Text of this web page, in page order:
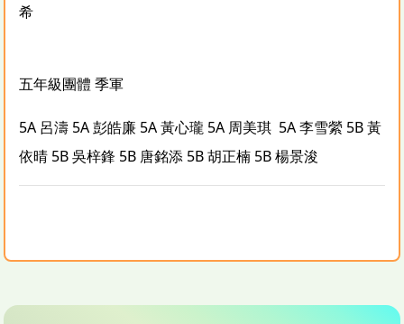
希
五年級團體 季軍
5A 呂濤 5A 彭皓廉 5A 黃心瓏 5A 周美琪 5A 李雪縈 5B 黃
依晴 5B 吳梓鋒 5B 唐銘添 5B 胡正楠 5B 楊景浚